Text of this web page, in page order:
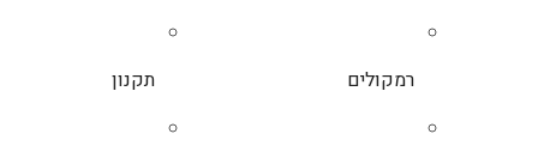
רמקולים תקנון